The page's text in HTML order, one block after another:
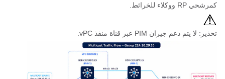
كمرشحي RP ووكلاء للخرائط.
تحذير: لا يتم دعم جيران PIM عبر قناة منفذ vPC.